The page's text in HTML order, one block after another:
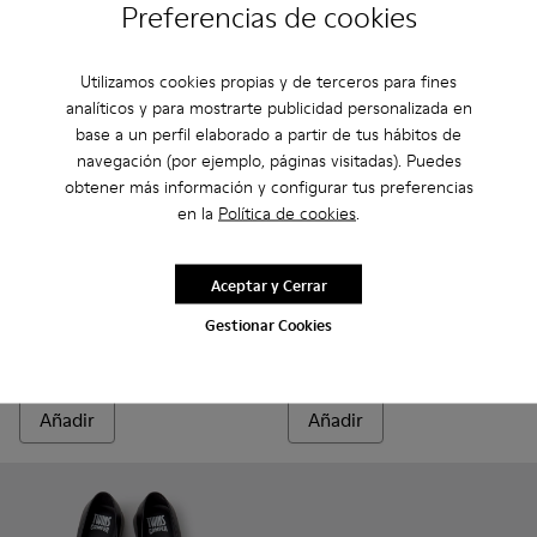
Preferencias de cookies
Utilizamos cookies propias y de terceros para fines
analíticos y para mostrarte publicidad personalizada en
base a un perfil elaborado a partir de tus hábitos de
navegación (por ejemplo, páginas visitadas). Puedes
obtener más información y configurar tus preferencias
en la Política de cookies.
Gestionar Cookies
Aceptar y Cerrar
Twins - K201919-008 - Mocasines de piel multicolor para
Twins - K201919-003 - Mocasines de piel negros
Twins - K201919-002 - Mocasines de piel
Twins - K201919-001 - Mocasines
Añadir
Twins - K201996-003 -
Twins - K201996-
Twins
Añadir